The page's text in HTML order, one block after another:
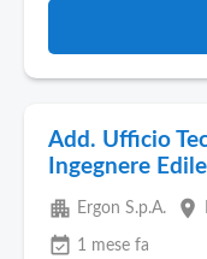
Add. Ufficio
Ingegnere
apartment Ergon S.p.A. place
event_available 1 mese fa